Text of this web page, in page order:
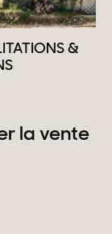
&
la vente